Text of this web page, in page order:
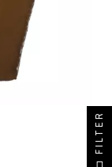
FILTER